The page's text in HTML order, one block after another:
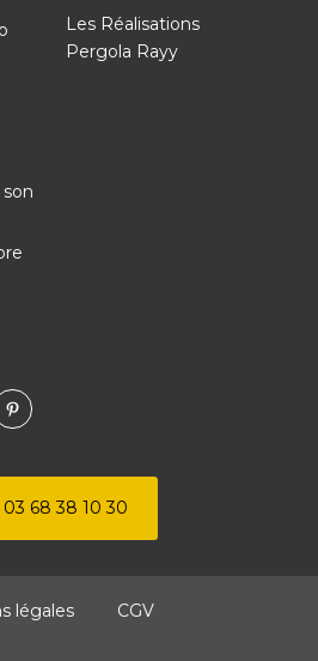
Les Réalisations
Pergola Rayy
03 68 38 10 30
légales
CGV